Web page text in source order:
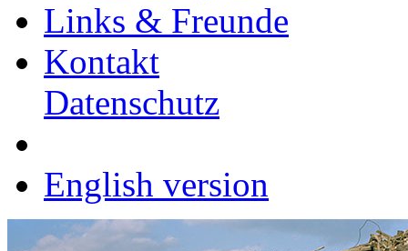
Links & Freunde
Kontakt
Datenschutz
English version